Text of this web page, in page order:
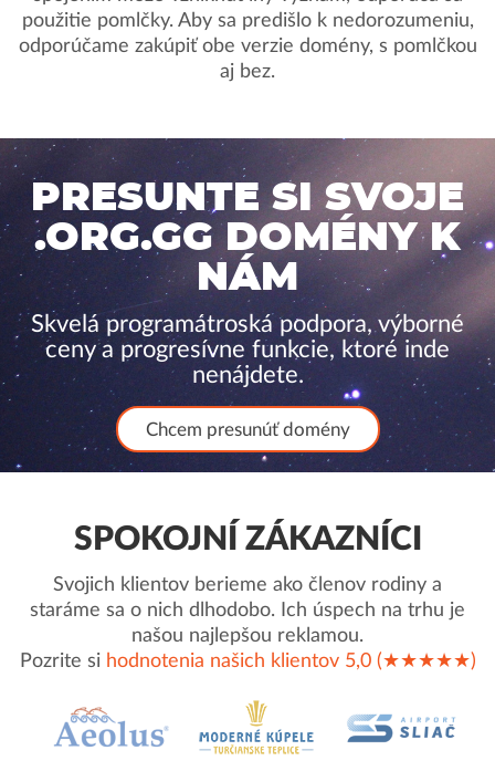
použitie pomlčky. Aby sa predišlo k nedorozumeniu,
odporúčame zakúpiť obe verzie domény, s pomlčkou
aj bez.
PRESUNTE SI SVOJE
.ORG.GG DOMÉNY K
NÁM
Skvelá programátroská podpora, výborné
ceny a progresívne funkcie, ktoré inde
nenájdete.
Chcem presunúť domény
SPOKOJNÍ ZÁKAZNÍCI
Svojich klientov berieme ako členov rodiny a
staráme sa o nich dlhodobo. Ich úspech na trhu je
našou najlepšou reklamou.
Pozrite si hodnotenia našich klientov 5,0 (★★★★★)